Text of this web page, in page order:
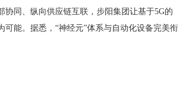
同、纵向供应链互联，步阳集团让基于5G的
能。据悉，“神经元”体系与自动化设备完美衔